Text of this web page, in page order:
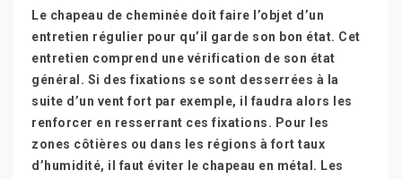
Le chapeau de cheminée doit faire l’objet d’un
entretien régulier pour qu’il garde son bon état. Cet
entretien comprend une vérification de son état
général. Si des fixations se sont desserrées à la
suite d’un vent fort par exemple, il faudra alors les
renforcer en resserrant ces fixations. Pour les
zones côtières ou dans les régions à fort taux
d’humidité, il faut éviter le chapeau en métal. Les